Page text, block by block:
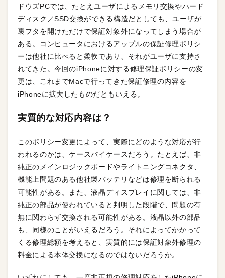
ドウズPCでは、たとえユーザによるメモリ交換やハード
ディスク／SSD交換ができる構造だとしても、ユーザが
裏フタを開けただけで保証対象外になってしまう場合が
ある。コンピュータにおけるアップルの保証修理ポリシ
ーは他社に比べると柔軟であり、それがユーザに支持さ
れてきた。今回のiPhoneに対する修理保証ポリシーの変
更は、これまでMacで行ってきた保証修理の内容を
iPhoneに拡大したものだともいえる。
実質的な対応内容は？
このポリシー変更によって、実際にどのような対応が行
われるのかは、ケースバイケースだろう。たとえば、非
純正のメインロジックボードやライトニングコネクタ、
機能上問題のある他社製バッテリなどは修理を断られる
可能性がある。また、液晶ディスプレイに関しては、非
純正の部品が使われていると判明した段階で、問題の有
無に関わらず交換される可能性がある。液晶以外の部品
も、同様のことがいえるだろう。それによってかかって
くる修理総額を考えると、実質的には保証対象外修理の
料金による本体交換になるのではないだろうか。